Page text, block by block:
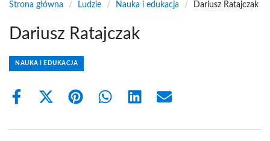
Strona główna / Ludzie / Nauka i edukacja / Dariusz Ratajczak
Dariusz Ratajczak
NAUKA I EDUKACJA
Share
Share
(Twitter)
Share Share Share Share